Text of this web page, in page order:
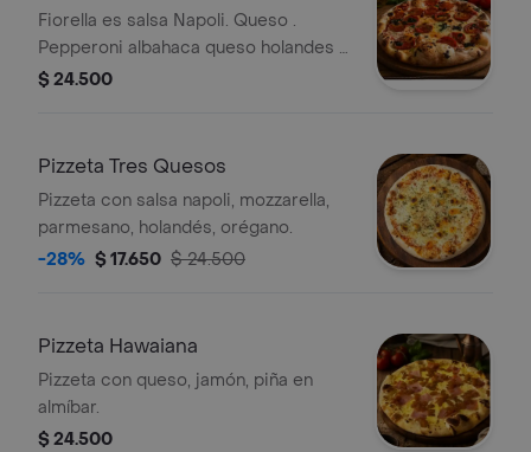
Fiorella es salsa Napoli. Queso .
Pepperoni albahaca queso holandes y
salsa de ajo en aceite de oliva
$ 24.500
Pizzeta Tres Quesos
Pizzeta con salsa napoli, mozzarella,
parmesano, holandés, orégano.
-28% $ 17.650 $ 24.500
Pizzeta Hawaiana
Pizzeta con queso, jamón, piña en
almíbar.
$ 24.500